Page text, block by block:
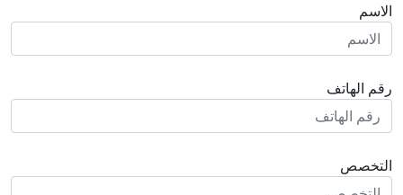
الاسم
رقم الهاتف
التخصص